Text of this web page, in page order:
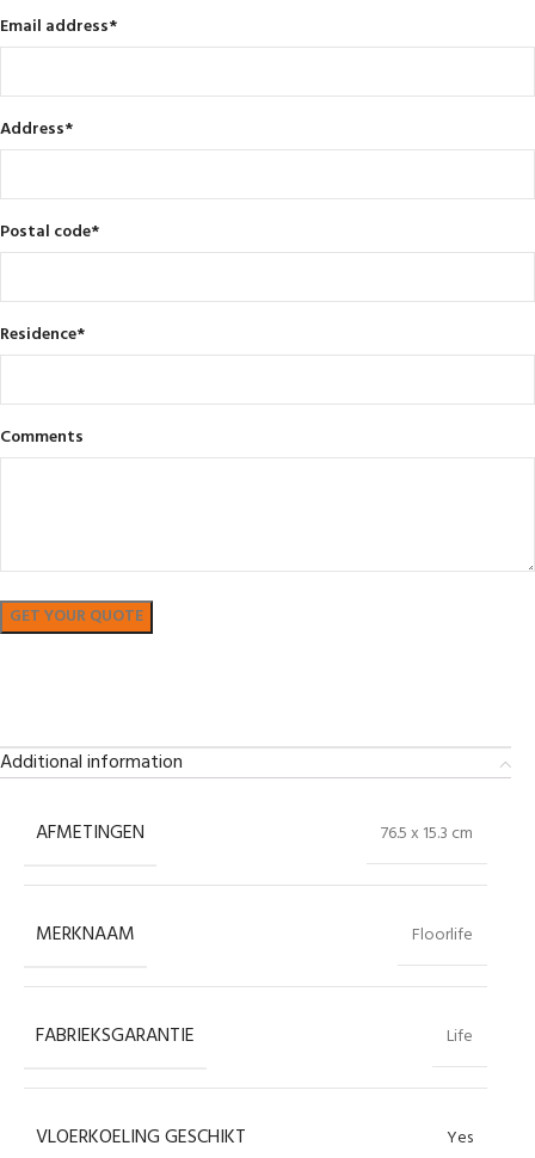
Email address*
Address*
Postal code*
Residence*
Comments
Additional information
AFMETINGEN 76.5 x 15.3 cm
MERKNAAM Floorlife
FABRIEKSGARANTIE Life
VLOERKOELING GESCHIKT Yes